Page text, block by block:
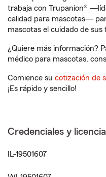
trabaja con Trupanion®
calidad para mascotas—
mascotas el cuidado de sus
¿Quiere más información?
médico para mascotas,
Comience su cotización de
¡Es rápido y sencillo!
Credenciales y
IL-19501607